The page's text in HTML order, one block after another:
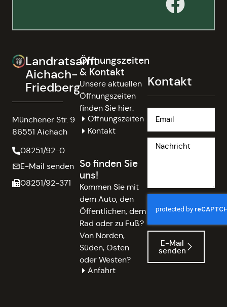
Landratsamt
Aichach-
Friedberg
Münchener Str. 9
86551 Aichach
08251/92-0
E-Mail senden
08251/92-371
Öffnungszeiten
& Kontakt
Unsere aktuellen
Öffnungszeiten
finden Sie hier:
Öffnungszeiten
Kontakt
So finden Sie
uns!
Kommen Sie mit
dem Auto, den
Öffentlichen, dem
Rad oder zu Fuß?
Von Norden,
Süden, Osten
oder Westen?
Anfahrt
Kontakt
E-Mail
senden